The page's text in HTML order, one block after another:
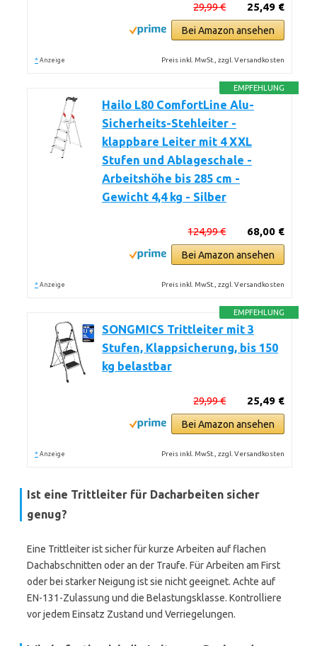
25,49 €
29,99 €
Bei Amazon ansehen
* Anzeige Preis inkl. MwSt., zzgl. Versandkosten
EMPFEHLUNG
Hailo L80 ComfortLine Alu-
Sicherheits-Stehleiter -
klappbare Leiter mit 4 XXL
Stufen und Ablageschale -
Arbeitshöhe bis 285 cm -
Gewicht 4,4 kg - Silber
68,00 €
124,99 €
Bei Amazon ansehen
* Anzeige Preis inkl. MwSt., zzgl. Versandkosten
EMPFEHLUNG
SONGMICS Trittleiter mit 3
Stufen, Klappsicherung, bis 150
kg belastbar
25,49 €
29,99 €
Bei Amazon ansehen
* Anzeige Preis inkl. MwSt., zzgl. Versandkosten
Ist eine Trittleiter für Dacharbeiten sicher
genug?
Eine Trittleiter ist sicher für kurze Arbeiten auf flachen
Dachabschnitten oder an der Traufe. Für Arbeiten am First
oder bei starker Neigung ist sie nicht geeignet. Achte auf
EN-131-Zulassung und die Belastungsklasse. Kontrolliere
vor jedem Einsatz Zustand und Verriegelungen.